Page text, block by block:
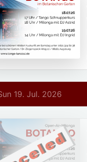
19. Jul. 2026